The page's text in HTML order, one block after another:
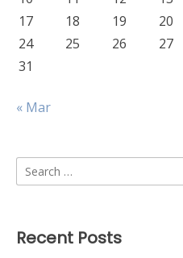
17
18 19 20
24
25 26 27
31
« Mar
Search
for:
Recent Posts